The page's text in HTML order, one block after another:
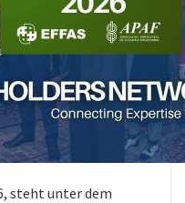
steht unter dem